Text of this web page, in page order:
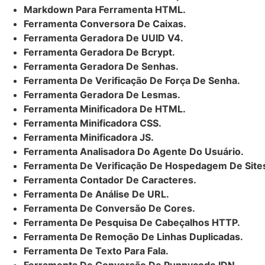
Markdown Para Ferramenta HTML.
Ferramenta Conversora De Caixas.
Ferramenta Geradora De UUID V4.
Ferramenta Geradora De Bcrypt.
Ferramenta Geradora De Senhas.
Ferramenta De Verificação De Força De Senha.
Ferramenta Geradora De Lesmas.
Ferramenta Minificadora De HTML.
Ferramenta Minificadora CSS.
Ferramenta Minificadora JS.
Ferramenta Analisadora Do Agente Do Usuário.
Ferramenta De Verificação De Hospedagem De
Ferramenta Contador De Caracteres.
Ferramenta De Análise De URL.
Ferramenta De Conversão De Cores.
Ferramenta De Pesquisa De Cabeçalhos HTTP.
Ferramenta De Remoção De Linhas Duplicadas.
Ferramenta De Texto Para Fala.